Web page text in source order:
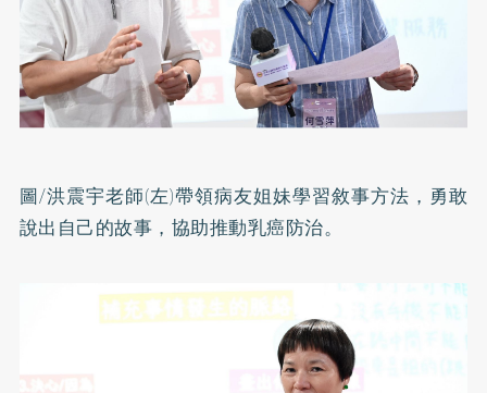
圖/洪震宇老師(左)帶領病友姐妹學習敘事方法，勇敢
說出自己的故事，協助推動乳癌防治。